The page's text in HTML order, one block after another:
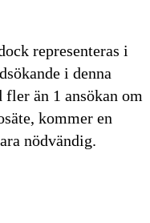
representeras i
i denna
än 1 ansökan om
kommer en
nödvändig.